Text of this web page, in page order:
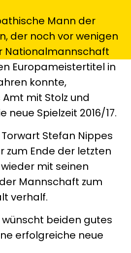
Mann der
der noch vor wenigen
Nationalmannschaft
Europameistertitel in
konnte,
mit Stolz und
neue Spielzeit 2016/17.
Stefan Nippes
zum Ende der letzten
mit seinen
Mannschaft zum
verhalf.
wünscht beiden gutes
erfolgreiche neue